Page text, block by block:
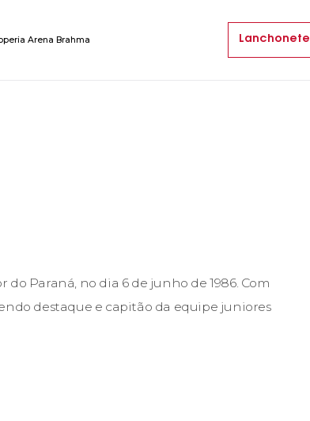
Arena Brahma Lanchonete
Paraná, no dia 6 de junho de 1986. Com
destaque e capitão da equipe juniores